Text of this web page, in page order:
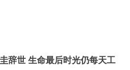
辞世 生命最后时光仍每天工